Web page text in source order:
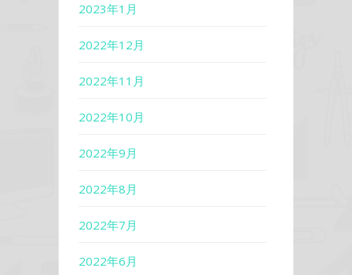
2023年1月
2022年12月
2022年11月
2022年10月
2022年9月
2022年8月
2022年7月
2022年6月